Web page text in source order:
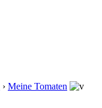
› Meine Tomaten